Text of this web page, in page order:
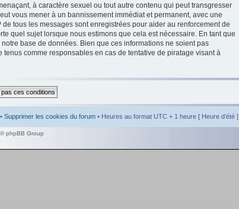
à caractère sexuel ou tout autre contenu qui peut transgresser
vous mener à un bannissement immédiat et permanent, avec une
tous les messages sont enregistrées pour aider au renforcement de
quel sujet lorsque nous estimons que cela est nécessaire. En tant que
base de données. Bien que ces informations ne soient pas
comme responsables en cas de tentative de piratage visant à
• Supprimer les cookies du forum • Heures au format UTC + 1 heure [ Heure d’été ]
phpBB Group